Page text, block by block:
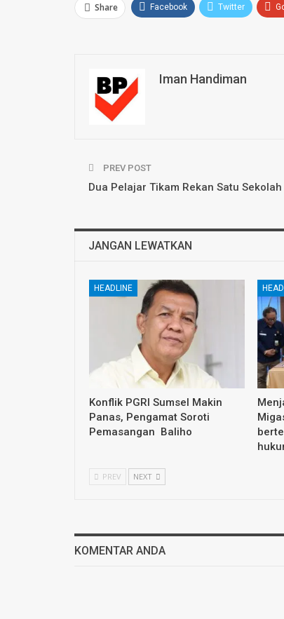
Share Facebook Twitter
Iman Handiman
PREV POST
Dua Pelajar Tikam Rekan Satu Sekolah
JANGAN LEWATKAN
HEADLINE
Konflik PGRI Sumsel Makin
Panas, Pengamat Soroti
Pemasangan Baliho
PREV NEXT
KOMENTAR ANDA